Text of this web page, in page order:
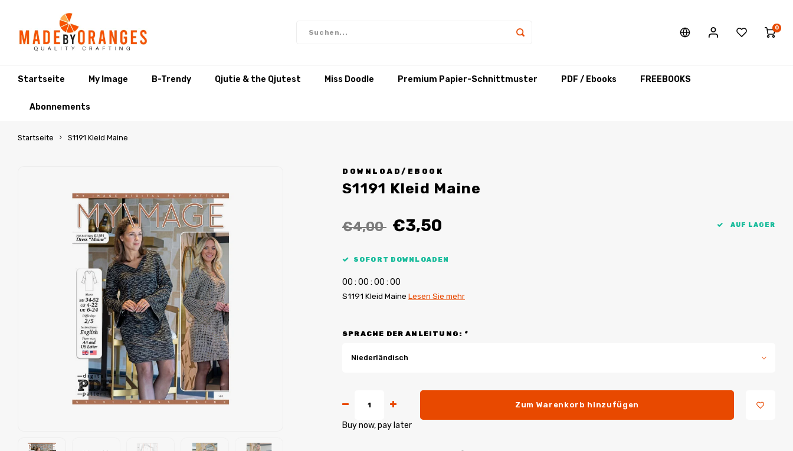
0
Startseite My Image B-Trendy Qjutie & the Qjutest Miss Doodle Premium Papier-Schnittmuster PDF / Ebooks FREEBOOKS
Abonnements
Startseite S1191 Kleid Maine
DOWNLOAD/EBOOK
S1191 Kleid Maine
€4,00 €3,50 AUF LAGER
SOFORT DOWNLOADEN
00 : 00 : 00 : 00
S1191 Kleid Maine Lesen Sie mehr
SPRACHE DER ANLEITUNG: *
Niederländisch
Zum Warenkorb hinzufügen
Buy now, pay later